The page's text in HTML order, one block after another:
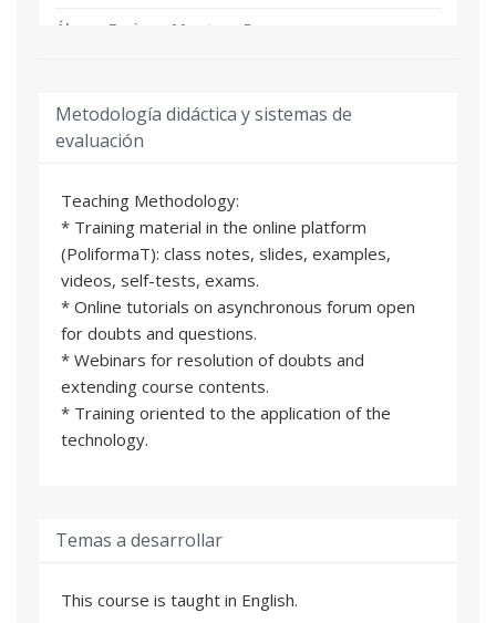
Álvaro Enrique Montero Reguera
Profesional del sector
Profesor/a Titular de Universidad
León Felipe Serna Montoya
Profesional del sector
Diego Granados López
Profesional del sector
Mariana Ibáñez Gil De Ramales
Profesional del sector
Paula Lamo Anuarbe
Profesional del sector
Profesional del sector
Metodología didáctica y sistemas de
evaluación
Teaching Methodology:
* Training material in the online platform
(PoliformaT): class notes, slides, examples,
videos, self-tests, exams.
* Online tutorials on asynchronous forum open
for doubts and questions.
* Webinars for resolution of doubts and
extending course contents.
* Training oriented to the application of the
technology.
Temas a desarrollar
This course is taught in English.